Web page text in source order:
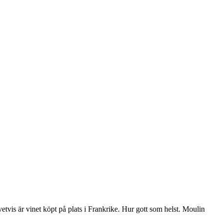
är vinet köpt på plats i Frankrike. Hur gott som helst. Moulin